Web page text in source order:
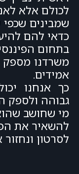
לכולם אלא
שמבינים
כדאי להם
בתחום
משרדנו מספק
אמידים.
כך אנחנו
גבוהה ולספק
מי שחושב
להשאיר את
לסרטון